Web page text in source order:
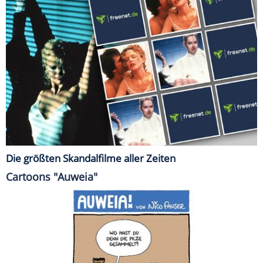
Die größten Skandalfilme aller Zeiten
Cartoons "Auweia"